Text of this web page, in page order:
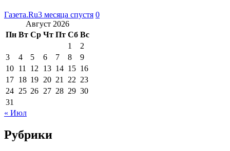
Газета.Ru3 месяца спустя 0
Август 2026
Пн Вт Ср Чт Пт Сб Вс
1
2
3
4 5 6 7 8
9
10 11 12 13 14 15 16
17 18 19 20 21 22 23
24 25 26 27 28 29 30
31
« Июл
Рубрики